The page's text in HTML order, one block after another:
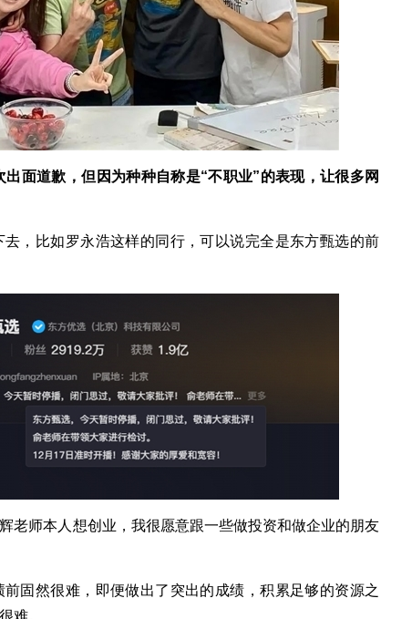
面道歉，但因为种种自称是“不职业”的表现，让很多网
比如罗永浩这样的同行，可以说完全是东方甄选的前
师本人想创业，我很愿意跟一些做投资和做企业的朋友
然很难，即便做出了突出的成绩，积累足够的资源之
难。